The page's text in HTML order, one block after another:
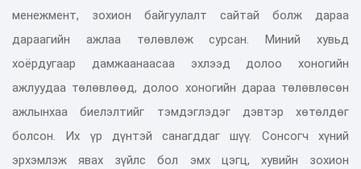
менежмент, зохион байгуулалт сайтай болж дараа
дараагийн ажлаа төлөвлөж сурсан. Миний хувьд
хоёрдугаар дамжаанаасаа эхлээд долоо хоногийн
ажлуудаа төлөвлөөд, долоо хоногийн дараа төлөвлөсөн
ажлынхаа биелэлтийг тэмдэглэдэг дэвтэр хөтөлдөг
болсон. Их үр дүнтэй санагддаг шүү. Сонсогч хүний
эрхэмлэж явах зүйлс бол эмх цэгц, хувийн зохион